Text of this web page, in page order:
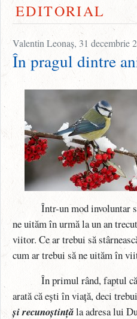
EDITORIAL
Valentin Leonaș, 31 decembrie
În pragul dintre
Într-un mod involuntar
ne uităm în urmă la un an
viitor. Ce ar trebui să
cum ar trebui să ne uităm în
În primul rând, faptul
arată că ești în viață, deci
și recunoștințăla adresa lui